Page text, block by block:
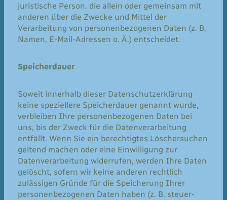
juristische Person, die allein oder gemeinsam mit
anderen über die Zwecke und Mittel der
Verarbeitung von personenbezogenen Daten (z. B.
Namen, E-Mail-Adressen o. Ä.) entscheidet.
Speicherdauer
Soweit innerhalb dieser Datenschutzerklärung
keine speziellere Speicherdauer genannt wurde,
verbleiben Ihre personenbezogenen Daten bei
uns, bis der Zweck für die Datenverarbeitung
entfällt. Wenn Sie ein berechtigtes Löschersuchen
geltend machen oder eine Einwilligung zur
Datenverarbeitung widerrufen, werden Ihre Daten
gelöscht, sofern wir keine anderen rechtlich
zulässigen Gründe für die Speicherung Ihrer
personenbezogenen Daten haben (z. B. steuer-